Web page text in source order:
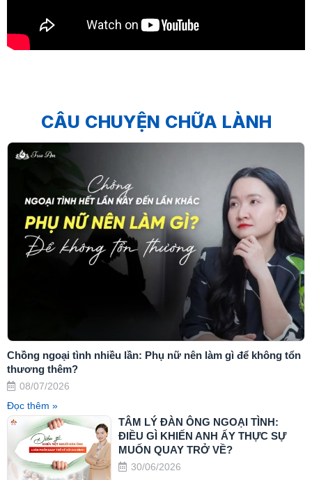
CÂU CHUYỆN CHỮA LÀNH
Chồng ngoại tình nhiều lần: Phụ nữ nên làm gì để không tổn
thương thêm?
08/07/2026
Đọc thêm »
TÂM LÝ ĐÀN ÔNG NGOẠI TÌNH:
ĐIỀU GÌ KHIẾN ANH ẤY THỰC SỰ
MUỐN QUAY TRỞ VỀ?
30/06/2026